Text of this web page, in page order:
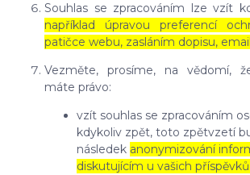
Souhlas se zpracováním lze vzít
například úpravou preferencí
patičce webu, zasláním dopisu,
Vezměte, prosíme, na vědomí,
máte právo:
vzít souhlas se zpracováním
kdykoliv zpět, toto zpětvzetí
následek anonymizování
diskutujícím u vašich